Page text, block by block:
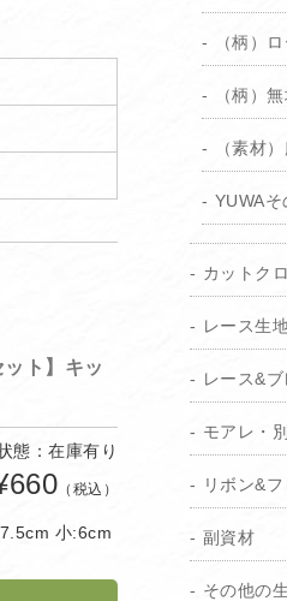
ト】キッ
態：在庫有り
（税込）
小:6cm
（柄）
（柄）
（素材
YUWAそ
カットク
レース生
レース&ブ
モアレ・
リボン&
副資材
その他の